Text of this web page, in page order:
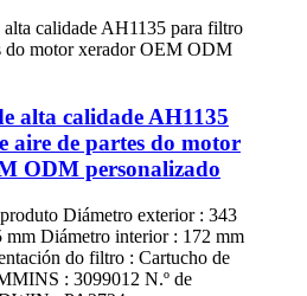
alta calidade AH1135
aire de partes do motor
ODM personalizado
Diámetro exterior : 343
mm Diámetro interior : 172 mm
do filtro : Cartucho de
: 3099012 N.º de